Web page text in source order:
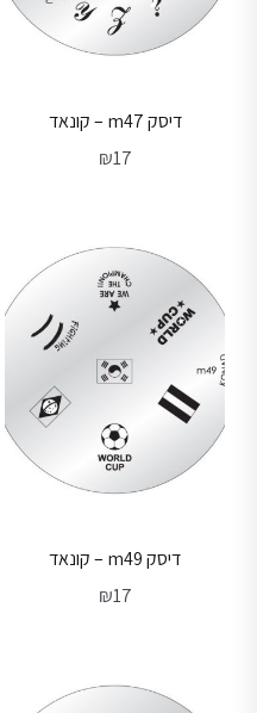
דיסק m47 – קונאד
₪17
דיסק m49 – קונאד
₪17